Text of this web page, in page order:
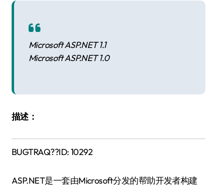
Microsoft ASP.NET 1.1
Microsoft ASP.NET 1.0
描述：
BUGTRAQ??ID: 10292
ASP.NET是一套由Microsoft分发的帮助开发者构建